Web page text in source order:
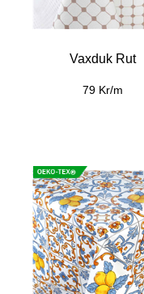
Vaxduk Rut
79 Kr/m